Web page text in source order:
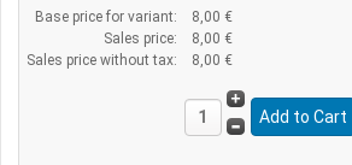
Base price for variant:
8,00 €
Sales price:
8,00 €
Sales price without tax:
8,00 €